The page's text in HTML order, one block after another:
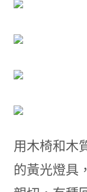
用木椅和木
的黃光燈具